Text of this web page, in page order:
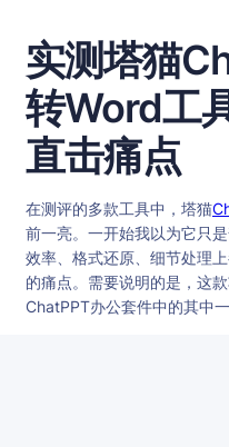
实测塔猫
转Word工
直击痛点
在测评的多款工具中，塔猫
前一亮。一开始我以为它只
效率、格式还原、细节处理
的痛点。需要说明的是，这
ChatPPT办公套件中的其中